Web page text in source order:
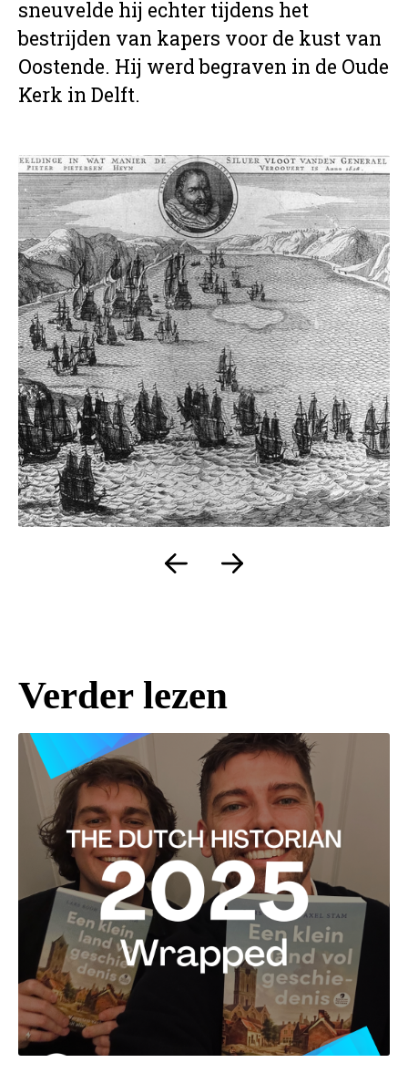
sneuvelde hij echter tijdens het
bestrijden van kapers voor de kust van
Oostende. Hij werd begraven in de Oude
Kerk in Delft.
Verder lezen